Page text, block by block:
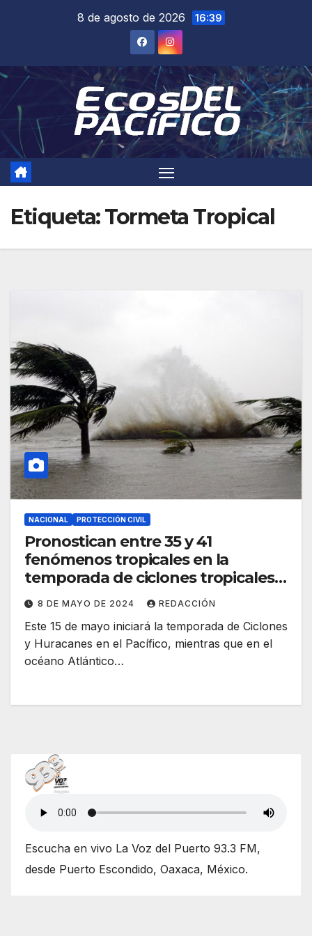
8 de agosto de 2026 16:39
Etiqueta:Tormeta Tropical
NACIONAL PROTECCIÓN CIVIL
Pronostican entre 35 y 41
fenómenos tropicales en la
temporada de ciclones tropicales
2024
8 DE MAYO DE 2024 REDACCIÓN
Este 15 de mayo iniciará la temporada de Ciclones
y Huracanes en el Pacífico, mientras que en el
océano Atlántico…
Escucha en vivo La Voz del Puerto 93.3 FM,
desde Puerto Escondido, Oaxaca, México.